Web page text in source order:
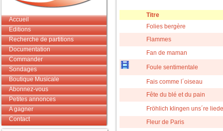
Accueil
Editions
Recherche de partitions
Documentation
Commander
Sondages
Boutique Musicale
Abonnez-vous
Petites annonces
A gagner
Contact
Titre
Folies bergère
Flammes
Fan de maman
Foule sentimentale
Fais comme l´oiseau
Fête du blé et du pain
Fröhlich klingen uns´re
Fleur de Paris